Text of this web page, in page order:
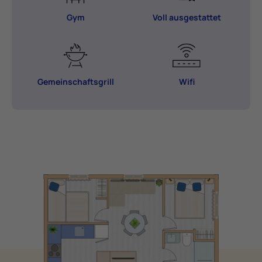
Gym Voll ausgestattet
Gemeinschaftsgrill Wifi